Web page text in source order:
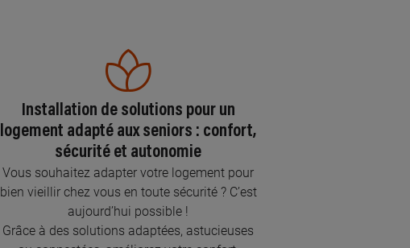
Installation de solutions pour un
logement adapté aux seniors : confort,
sécurité et autonomie
Vous souhaitez adapter votre logement pour
bien vieillir chez vous en toute sécurité ? C’est
aujourd’hui possible !
Grâce à des solutions adaptées, astucieuses